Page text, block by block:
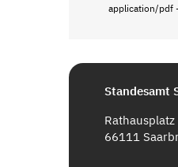
application/pdf
Standesamt
Rathausplatz
66111